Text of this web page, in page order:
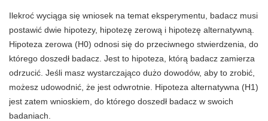
Ilekroć wyciąga się wniosek na temat eksperymentu, badacz musi
postawić dwie hipotezy, hipotezę zerową i hipotezę alternatywną.
Hipoteza zerowa (H0) odnosi się do przeciwnego stwierdzenia, do
którego doszedł badacz. Jest to hipoteza, którą badacz zamierza
odrzucić. Jeśli masz wystarczająco dużo dowodów, aby to zrobić,
możesz udowodnić, że jest odwrotnie. Hipoteza alternatywna (H1)
jest zatem wnioskiem, do którego doszedł badacz w swoich
badaniach.